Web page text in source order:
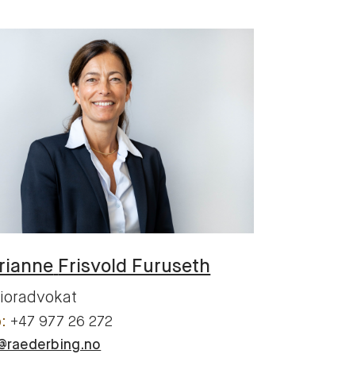
Frisvold Furuseth
+47 977 26 272